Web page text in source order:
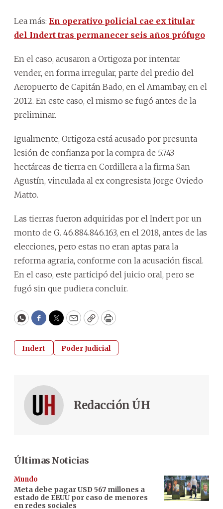
Lea más: En operativo policial cae ex titular
del Indert tras permanecer seis años prófugo
En el caso, acusaron a Ortigoza por intentar
vender, en forma irregular, parte del predio del
Aeropuerto de Capitán Bado, en el Amambay, en el
2012. En este caso, el mismo se fugó antes de la
preliminar.
Igualmente, Ortigoza está acusado por presunta
lesión de confianza por la compra de 5.743
hectáreas de tierra en Cordillera a la firma San
Agustín, vinculada al ex congresista Jorge Oviedo
Matto.
Las tierras fueron adquiridas por el Indert por un
monto de G. 46.884.846.163, en el 2018, antes de las
elecciones, pero estas no eran aptas para la
reforma agraria, conforme con la acusación fiscal.
En el caso, este participó del juicio oral, pero se
fugó sin que pudiera concluir.
WhatsApp
Facebook
Twitter
EmailCopyPrint
Indert Poder Judicial
Redacción ÚH
Últimas Noticias
Mundo
Meta debe pagar USD 567 millones a
estado de EEUU por caso de menores
en redes sociales